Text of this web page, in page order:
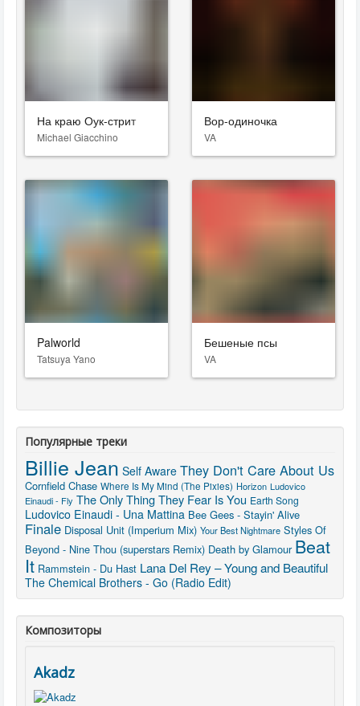
На краю Оук-стрит
Michael Giacchino
Вор-одиночка
VA
Palworld
Tatsuya Yano
Бешеные псы
VA
Популярные треки
Billie Jean Self Aware They Don't Care About Us
Cornfield Chase Where Is My Mind (The Pixies) Horizon Ludovico
Einaudi - Fly The Only Thing They Fear Is You Earth Song
Ludovico Einaudi - Una Mattina Bee Gees - Stayin' Alive
Finale Disposal Unit (Imperium Mix) Your Best Nightmare Styles Of
Beyond - Nine Thou (superstars Remix) Death by Glamour Beat
It Rammstein - Du Hast Lana Del Rey – Young and Beautiful
The Chemical Brothers - Go (Radio Edit)
Композиторы
Akadz